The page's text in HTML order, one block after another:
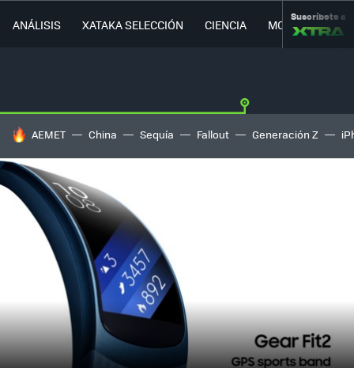
ANÁLISIS XATAKA SELECCIÓN CIENCIA MOVILIDAD
Suscríbete a
HOY SE HABLA DE
AEMET China Sequía Fallout Generación Z